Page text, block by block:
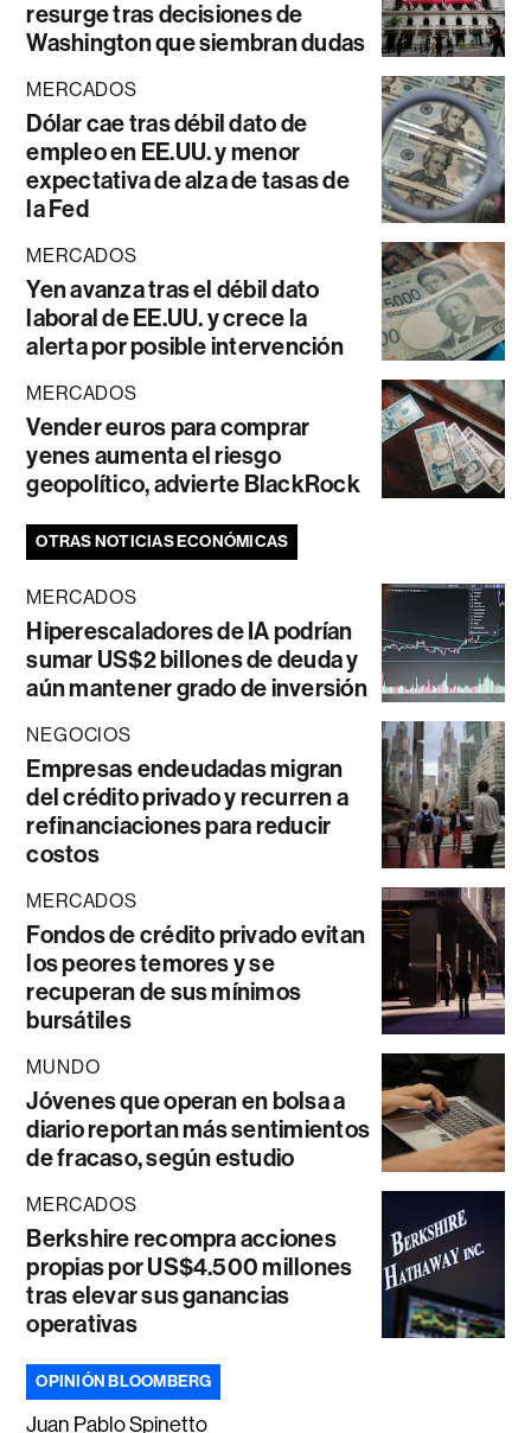
resurge tras decisiones de
Washington que siembran dudas
MERCADOS
Dólar cae tras débil dato de
empleo en EE.UU. y menor
expectativa de alza de tasas de
la Fed
MERCADOS
Yen avanza tras el débil dato
laboral de EE.UU. y crece la
alerta por posible intervención
MERCADOS
Vender euros para comprar
yenes aumenta el riesgo
geopolítico, advierte BlackRock
OTRAS NOTICIAS ECONÓMICAS
MERCADOS
Hiperescaladores de IA podrían
sumar US$2 billones de deuda y
aún mantener grado de inversión
NEGOCIOS
Empresas endeudadas migran
del crédito privado y recurren a
refinanciaciones para reducir
costos
MERCADOS
Fondos de crédito privado evitan
los peores temores y se
recuperan de sus mínimos
bursátiles
MUNDO
Jóvenes que operan en bolsa a
diario reportan más sentimientos
de fracaso, según estudio
MERCADOS
Berkshire recompra acciones
propias por US$4.500 millones
tras elevar sus ganancias
operativas
OPINIÓN BLOOMBERG
Juan Pablo Spinetto